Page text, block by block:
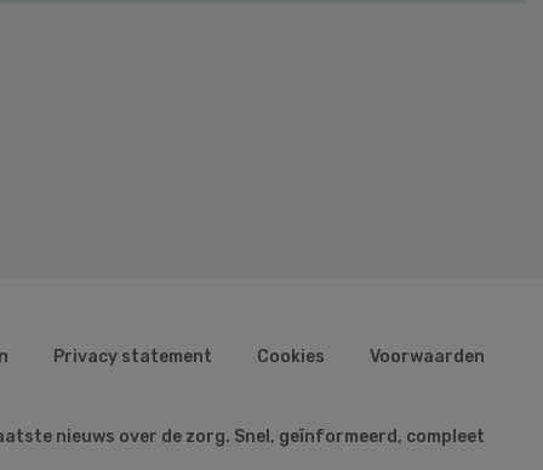
Privacy statement Cookies Voorwaarden
nieuws over de zorg. Snel, geïnformeerd, compleet